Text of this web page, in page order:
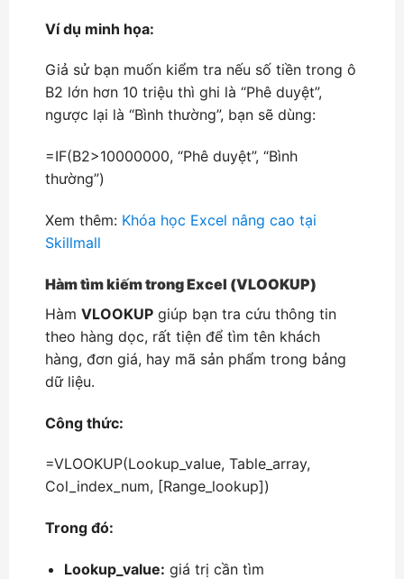
Ví dụ minh họa:
Giả sử bạn muốn kiểm tra nếu số tiền trong ô
B2 lớn hơn 10 triệu thì ghi là “Phê duyệt”,
ngược lại là “Bình thường”, bạn sẽ dùng:
=IF(B2>10000000, “Phê duyệt”, “Bình
thường”)
Xem thêm: Khóa học Excel nâng cao tại
Skillmall
Hàm tìm kiếm trong Excel (VLOOKUP)
Hàm VLOOKUP giúp bạn tra cứu thông tin
theo hàng dọc, rất tiện để tìm tên khách
hàng, đơn giá, hay mã sản phẩm trong bảng
dữ liệu.
Công thức:
=VLOOKUP(Lookup_value, Table_array,
Col_index_num, [Range_lookup])
Trong đó:
Lookup_value: giá trị cần tìm